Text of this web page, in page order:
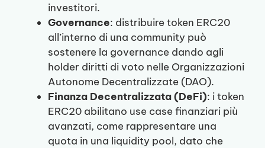
investitori.
Governance: distribuire token ERC20
all’interno di una community può
sostenere la governance dando agli
holder diritti di voto nelle Organizzazioni
Autonome Decentralizzate (DAO).
Finanza Decentralizzata (DeFi): i token
ERC20 abilitano use case finanziari più
avanzati, come rappresentare una
quota in una liquidity pool, dato che